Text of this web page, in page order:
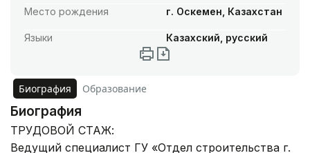
Место рождения г. Оскемен, Казахстан
Языки Казахский, русский
Биография Образование
Биография
ТРУДОВОЙ СТАЖ:
Ведущий специалист ГУ «Отдел строительства г.